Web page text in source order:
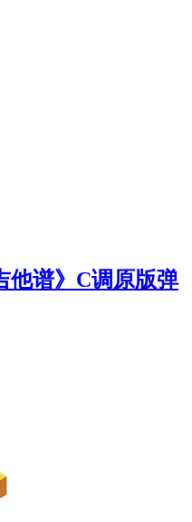
他谱》C调原版弹